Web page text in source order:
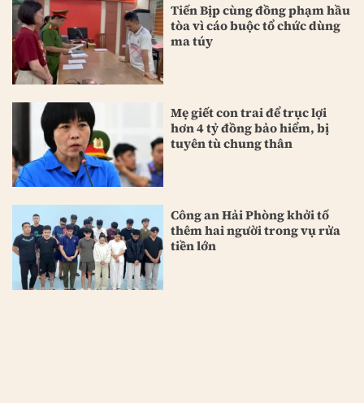
Tiến Bịp cùng đồng phạm hầu
tòa vì cáo buộc tổ chức dùng
ma túy
Mẹ giết con trai để trục lợi
hơn 4 tỷ đồng bảo hiểm, bị
tuyên tù chung thân
Công an Hải Phòng khởi tố
thêm hai người trong vụ rửa
tiền lớn